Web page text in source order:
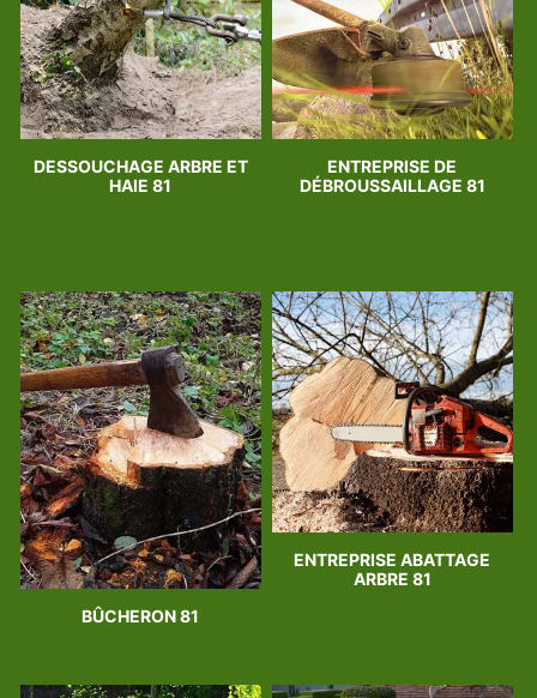
DESSOUCHAGE ARBRE ET
HAIE 81
ENTREPRISE DE
DÉBROUSSAILLAGE 81
BÛCHERON 81
ENTREPRISE ABATTAGE
ARBRE 81